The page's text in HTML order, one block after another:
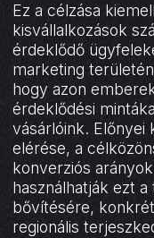
Ez a célzása
kisvállalkozások
érdeklődő
marketing
hogy azon
érdeklődési
vásárlóink. Előnyei
elérése, a
konverziós
használhatják ezt
bővítésére,
regionális